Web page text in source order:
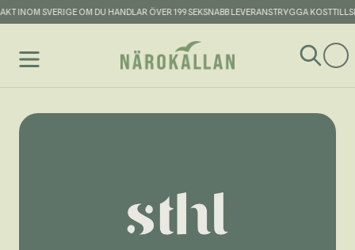
INOM SVERIGE OM DU HANDLAR ÖVER 199 SEKSNABB LEVERANSTRYGGA